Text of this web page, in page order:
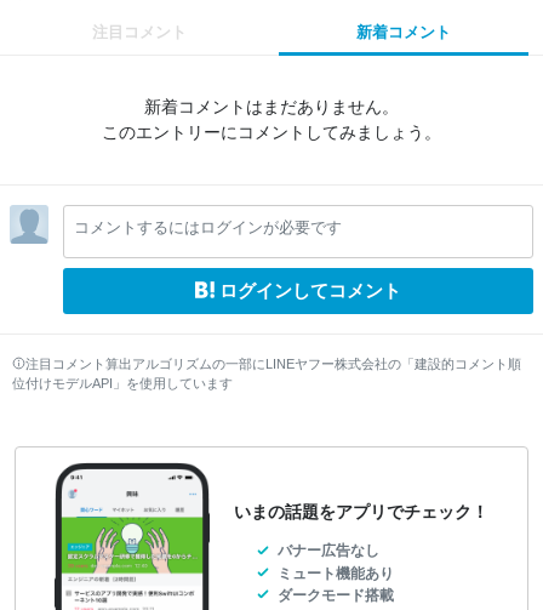
注目コメント 新着コメント
新着コメントはまだありません。
このエントリーにコメントしてみましょう。
コメントするにはログインが必要です
ログインしてコメント
注目コメント算出アルゴリズムの一部にLINEヤフー株式会社の「建設的コメント順
位付けモデルAPI」を使用しています
いまの話題をアプリでチェック！
バナー広告なし
ミュート機能あり
ダークモード搭載